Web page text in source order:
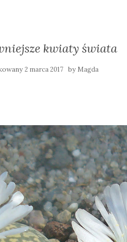
kwiaty świata
2 marca 2017 by Magda